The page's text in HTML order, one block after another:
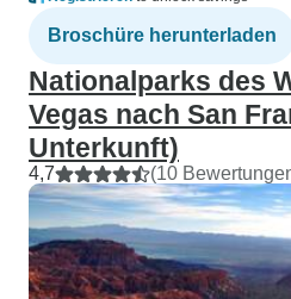
Broschüre herunterladen
Nationalparks des
Vegas nach San
Unterkunft)
4,7 (10